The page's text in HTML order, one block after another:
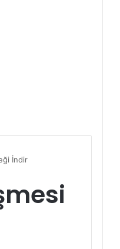
İndir